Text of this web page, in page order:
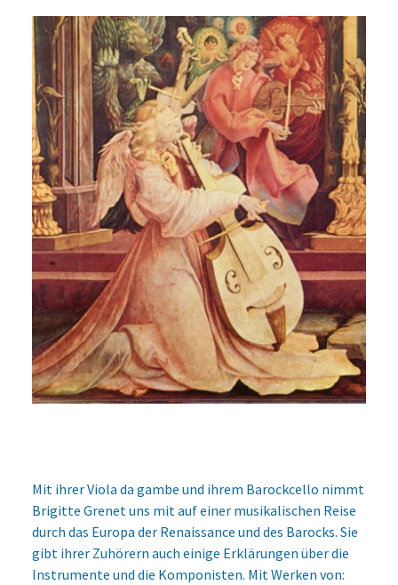
Mit ihrer Viola da gambe und ihrem Barockcello nimmt
Brigitte Grenet uns mit auf einer musikalischen Reise
durch das Europa der Renaissance und des Barocks. Sie
gibt ihrer Zuhörern auch einige Erklärungen über die
Instrumente und die Komponisten. Mit Werken von: